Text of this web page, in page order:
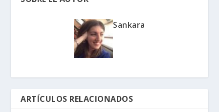
Sankara
ARTÍCULOS RELACIONADOS